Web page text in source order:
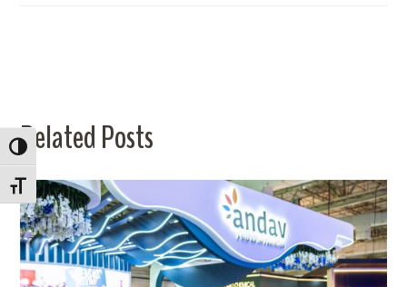
ALTERNAR ALTO CONTRASTE
ALTERNAR TAMANHO DA FONTE
Related Posts